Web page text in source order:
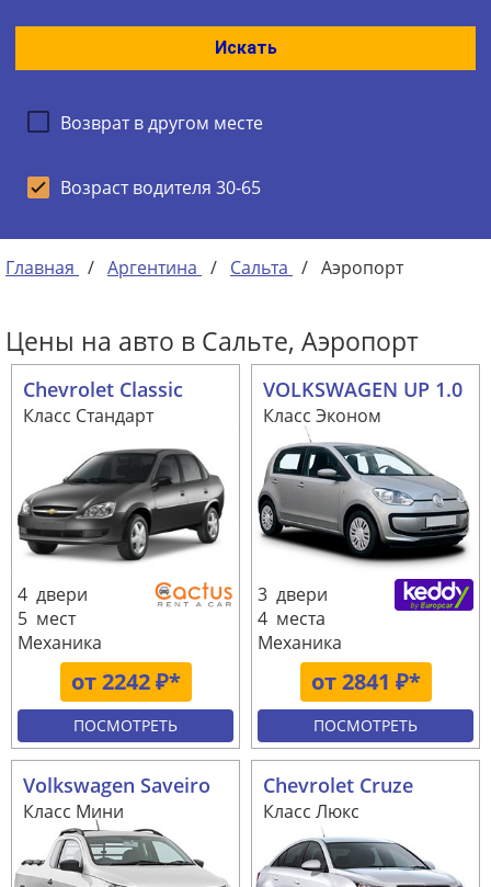
Искать
Возврат в другом месте
Возраст водителя 30-65
Главная / Аргентина / Сальта / Аэропорт
Цены на авто в Сальте, Аэропорт
Chevrolet Classic
Класс Стандарт
от 2242 ₽*
4 двери
5 мест
Механика
ПОСМОТРЕТЬ
VOLKSWAGEN UP 1.0
Класс Эконом
от 2841 ₽*
3 двери
4 места
Механика
ПОСМОТРЕТЬ
Volkswagen Saveiro
Класс Мини
Chevrolet Cruze
Класс Люкс